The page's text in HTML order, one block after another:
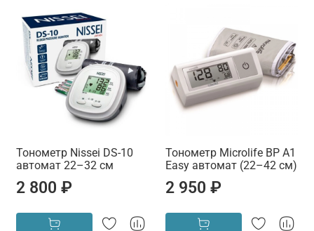
Тонометр Nissei DS-10
автомат 22–32 см
2 800 ₽
Тонометр Microlife BP A1
Easy автомат (22–42 см)
2 950 ₽